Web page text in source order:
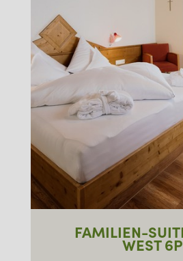
FAMILIEN-
WEST 6P